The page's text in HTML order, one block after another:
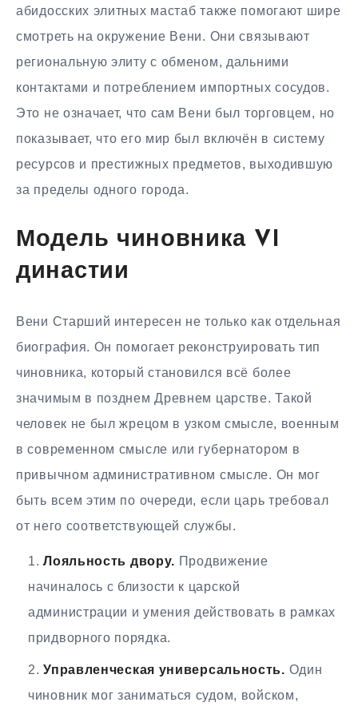
абидосских элитных мастаб также помогают шире
смотреть на окружение Вени. Они связывают
региональную элиту с обменом, дальними
контактами и потреблением импортных сосудов.
Это не означает, что сам Вени был торговцем, но
показывает, что его мир был включён в систему
ресурсов и престижных предметов, выходившую
за пределы одного города.
Модель чиновника VI
династии
Вени Старший интересен не только как отдельная
биография. Он помогает реконструировать тип
чиновника, который становился всё более
значимым в позднем Древнем царстве. Такой
человек не был жрецом в узком смысле, военным
в современном смысле или губернатором в
привычном административном смысле. Он мог
быть всем этим по очереди, если царь требовал
от него соответствующей службы.
Лояльность двору. Продвижение
начиналось с близости к царской
администрации и умения действовать в рамках
придворного порядка.
Управленческая универсальность. Один
чиновник мог заниматься судом, войском,